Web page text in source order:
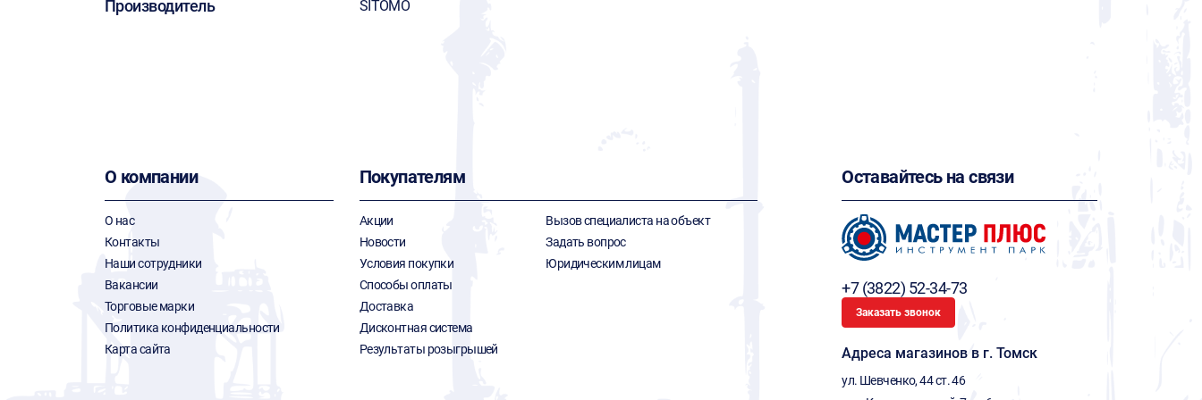
Производитель SITOMO
О компании
О нас
Контакты
Наши сотрудники
Вакансии
Торговые марки
Политика конфиденциальности
Карта сайта
Покупателям
Акции
Новости
Условия покупки
Способы оплаты
Доставка
Дисконтная система
Результаты розыгрышей
Вызов специалиста на объект
Задать вопрос
Юридическим лицам
Оставайтесь на связи
+7 (3822) 52-34-73
Заказать звонок
Адреса магазинов в г. Томск
ул. Шевченко, 44 ст. 46